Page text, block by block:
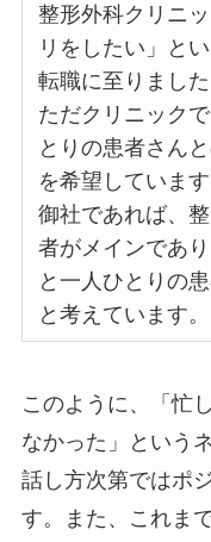
整形外科クリニ
リをしたい」と
転職に至りました
ただクリニック
とりの患者さん
を希望しています
御社であれば、
者がメインであ
と一人ひとりの
と考えています。
このように、「忙
なかった」という
話し方次第ではポ
す。また、これま